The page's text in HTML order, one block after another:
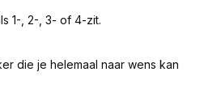
1-, 2-, 3- of 4-zit.
die je helemaal naar wens kan